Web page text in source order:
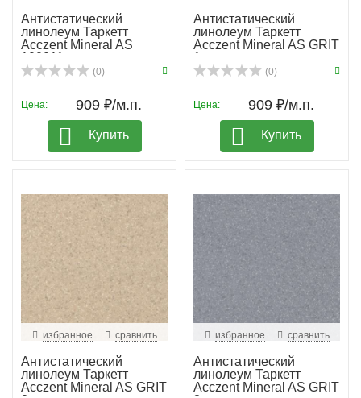
Антистатический
линолеум Таркетт
Acczent Mineral AS
100011
(0)
Цена: 909 ₽/м.п.
Купить
Антистатический
линолеум Таркетт
Acczent Mineral AS GRIT
1
(0)
Цена: 909 ₽/м.п.
Купить
избранное сравнить
Антистатический
линолеум Таркетт
Acczent Mineral AS GRIT
избранное сравнить
Антистатический
линолеум Таркетт
Acczent Mineral AS GRIT